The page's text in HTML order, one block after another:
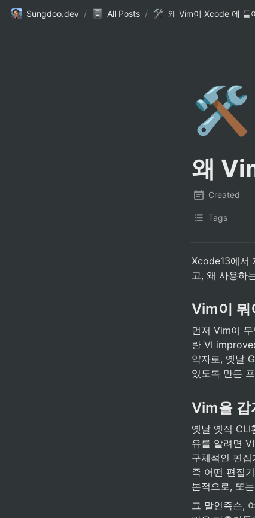
Sungdoo.dev / All Posts / 왜 Vim이 Xcode 에 들
🛠️
왜
Created
Tags
Xcode13에서
고, 왜 사용하
Vim이 뭐
먼저 Vim이
란 VI
약자로, 옛날
있도록 만든
Vim을 갑
옛날 옛적 CLI
유를 알려면
구체적인 편
즉 어떤 편집
본적으로, 또
그 말인즉슨,